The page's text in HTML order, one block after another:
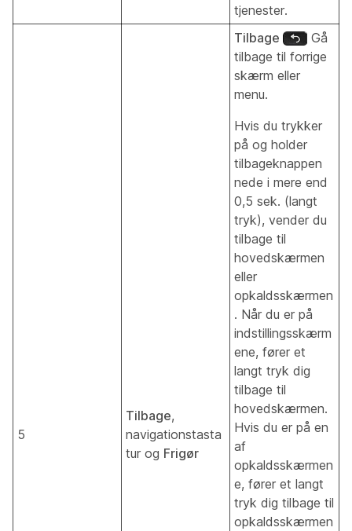
tjenester.
5
Tilbage,
navigationstasta
tur og Frigør
Tilbage
Gå
tilbage til forrige
skærm eller
menu.
Hvis du trykker
på og holder
tilbageknappen
nede i mere end
0,5 sek. (langt
tryk), vender du
tilbage til
hovedskærmen
eller
opkaldsskærmen
. Når du er på
indstillingsskærm
ene, fører et
langt tryk dig
tilbage til
hovedskærmen.
Hvis du er på en
af
opkaldsskærmen
e, fører et langt
tryk dig tilbage til
opkaldsskærmen